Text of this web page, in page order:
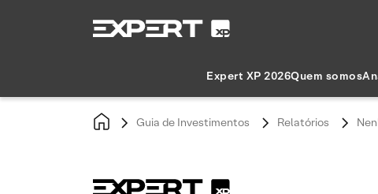
Expert XP 2026Quem somos
Guia de Investimentos Relatórios